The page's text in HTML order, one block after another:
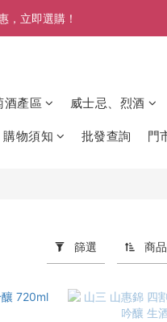
，立即選購！
，立即選購！
酒產區 威士忌、烈酒
購物須知 批發查詢 門
篩選 商